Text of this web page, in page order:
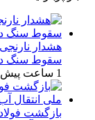
سقوط سنگ
1 ساعت پیش
بازگشت